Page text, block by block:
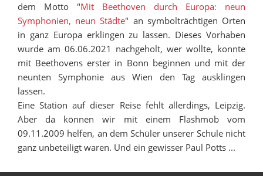
dem Motto "Mit Beethoven durch Europa: neun
Symphonien, neun Städte" an symbolträchtigen Orten
in ganz Europa erklingen zu lassen. Dieses Vorhaben
wurde am 06.06.2021 nachgeholt, wer wollte, konnte
mit Beethovens erster in Bonn beginnen und mit der
neunten Symphonie aus Wien den Tag ausklingen
lassen.
Eine Station auf dieser Reise fehlt allerdings, Leipzig.
Aber da können wir mit einem Flashmob vom
09.11.2009 helfen, an dem Schüler unserer Schule nicht
ganz unbeteiligt waren. Und ein gewisser Paul Potts ...